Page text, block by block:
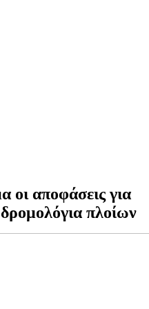
οι αποφάσεις για
πλοίων